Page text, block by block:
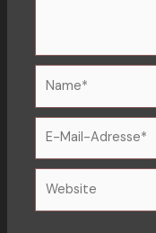
Adresse*